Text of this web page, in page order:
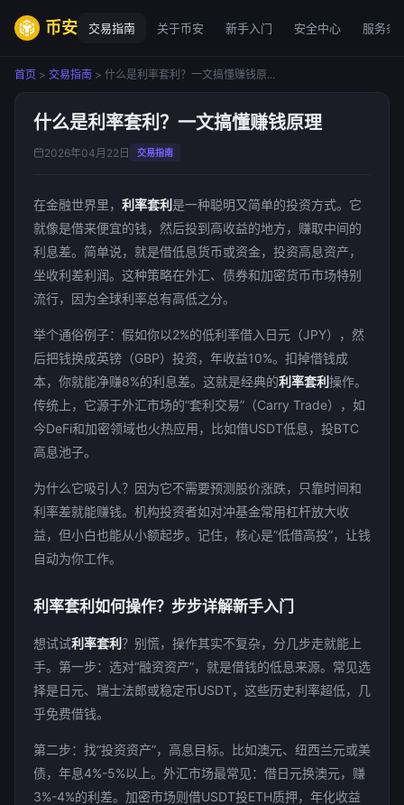
币安 交易指南 关于币安 新手入门 安全中心 服务条
首页 > 交易指南 > 什么是利率套利？一文搞懂赚钱原...
什么是利率套利？一文搞懂赚钱原理
2026年04月22日 交易指南
在金融世界里， 利率套利 是一种聪明又简单的投资方式。它
就像是借来便宜的钱，然后投到高收益的地方，赚取中间的
利息差。简单说，就是借低息货币或资金，投资高息资产，
坐收利差利润。这种策略在外汇、债券和加密货币市场特别
流行，因为全球利率总有高低之分。
举个通俗例子：假如你以2%的低利率借入日元（JPY），然
后把钱换成英镑（GBP）投资，年收益10%。扣掉借钱成
本，你就能净赚8%的利息差。这就是经典的利率套利 操作。
传统上，它源于外汇市场的“套利交易”（Carry Trade），如
今DeFi和加密领域也火热应用，比如借USDT低息，投BTC
高息池子。
为什么它吸引人？因为它不需要预测股价涨跌，只靠时间和
利率差就能赚钱。机构投资者如对冲基金常用杠杆放大收
益，但小白也能从小额起步。记住，核心是“低借高投”，让钱
自动为你工作。
利率套利如何操作？步步详解新手入门
想试试利率套利 ？别慌，操作其实不复杂，分几步走就能上
手。第一步：选对“融资资产”，就是借钱的低息来源。常见选
择是日元、瑞士法郎或稳定币USDT，这些历史利率超低，几
乎免费借钱。
第二步：找“投资资产”，高息目标。比如澳元、纽西兰元或美
债，年息4%-5%以上。外汇市场最常见：借日元换澳元，赚
3%-4%的利差。加密市场则借USDT投ETH质押，年化收益